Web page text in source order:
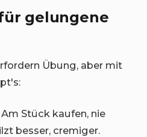
gelungene
Übung, aber mit
Am Stück kaufen, nie
besser, cremiger.